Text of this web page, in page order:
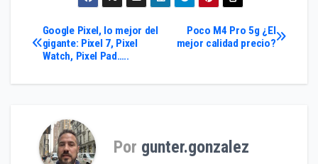
Navegación
de
Poco M4 Pro 5g ¿El
mejor calidad precio?
Google Pixel, lo mejor del
gigante: Pixel 7, Pixel
Watch, Pixel Pad…..
Por gunter.gonzalez